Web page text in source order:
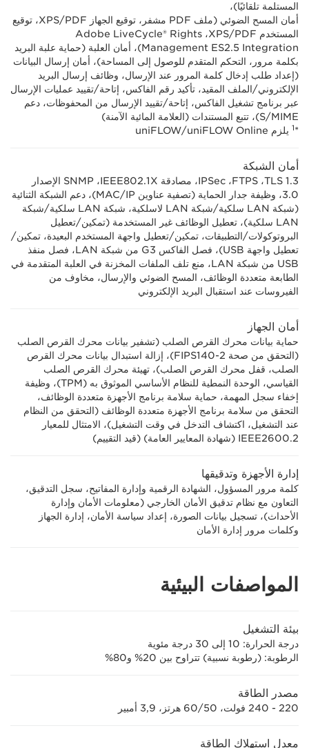
المستلمة تلقائيًا)،
أمان المسح الضوئي (ملف PDF مشفر، توقيع الجهاز PDF/‏XPS، توقيع
المستخدم PDF/‏XPS، ‏Adobe LiveCycle® Rights
Management ES2.5 Integration)، أمان العلبة (حماية علبة البريد
بكلمة مرور، التحكم المتقدم للوصول إلى المساحة)، أمان إرسال البيانات
(إعداد طلب إدخال كلمة المرور عند الإرسال، وظائف إرسال البريد
الإلكتروني/الملف المقيد، تأكيد رقم الفاكس، إتاحة/تقييد عمليات الإرسال
عبر برنامج تشغيل الفاكس، إتاحة/تقييد الإرسال من المحفوظات، دعم
S/MIME)، تتبع المستندات (العلامة المائية الآمنة)
*
1 يلزم uniFLOW Online‏/uniFLOW
أمان الشبكة
TLS 1.3،‏ FTPS، ‏IPSec، مصادقة IEEE802.1X، ‏SNMP الإصدار
3.0، وظيفة جدار الحماية (تصفية عناوين IP/‏MAC)، دعم الشبكة الثنائية
(شبكة LAN سلكية/شبكة LAN لاسلكية، شبكة LAN سلكية/شبكة
LAN سلكية)، تعطيل الوظائف غير المستخدمة (تمكين/تعطيل
البروتوكولات/التطبيقات، تمكين/تعطيل واجهة المستخدم البعيدة، تمكين/
تعطيل واجهة USB)، فصل الفاكس G3 من شبكة LAN، فصل منفذ
USB من شبكة LAN، منع تلف الملفات المخزنة في العلبة المتقدمة في
الطابعة متعددة الوظائف، المسح الضوئي والإرسال، مخاوف من
الفيروسات عند استقبال البريد الإلكتروني
أمان الجهاز
حماية بيانات محرك القرص الصلب (تشفير بيانات محرك القرص الصلب
(التحقق من صحة FIPS140-2)، إزالة استبدال بيانات محرك القرص
الصلب، قفل محرك القرص الصلب)، تهيئة محرك القرص الصلب
القياسي، الوحدة النمطية للنظام الأساسي الموثوق به (TPM)، وظيفة
إخفاء سجل المهمة، حماية سلامة برنامج الأجهزة متعددة الوظائف،
التحقق من سلامة برنامج الأجهزة متعددة الوظائف (التحقق من النظام
عند التشغيل، اكتشاف التدخل في وقت التشغيل)، الامتثال للمعيار
IEEE2600.2 (شهادة المعايير العامة) (قيد التقييم)
إدارة الأجهزة وتدقيقها
كلمة مرور المسؤول، الشهادة الرقمية وإدارة المفاتيح، سجل التدقيق،
التعاون مع نظام تدقيق الأمان الخارجي (معلومات الأمان وإدارة
الأحداث)، تسجيل بيانات الصورة، إعداد سياسة الأمان، إدارة الجهاز
وكلمات مرور إدارة الأمان
المواصفات البيئية
بيئة التشغيل
درجة الحرارة‏: 10 إلى 30 درجة مئوية
الرطوبة: (رطوبة نسبية) تتراوح بين 20% و80%
مصدر الطاقة
220 - 240 فولت، 50‏/60 هرتز، 3,9 أمبير
معدل استهلاك الطاقة